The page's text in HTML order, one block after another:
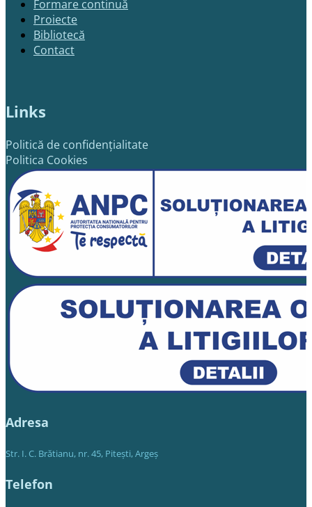
Formare continuă
Proiecte
Bibliotecă
Contact
Links
Politică de confidențialitate
Politica Cookies
Adresa
Str. I. C. Brătianu, nr. 45, Piteşti, Argeş
Telefon